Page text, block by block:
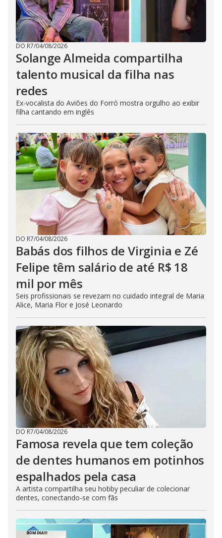
DO R7/04/08/2026
Solange Almeida compartilha
talento musical da filha nas
redes
Ex-vocalista do Aviões do Forró mostra orgulho ao exibir
filha cantando em inglês
DO R7/04/08/2026
Babás dos filhos de Virginia e Zé
Felipe têm salário de até R$ 18
mil por mês
Seis profissionais se revezam no cuidado integral de Maria
Alice, Maria Flor e José Leonardo
DO R7/04/08/2026
Famosa revela que tem coleção
de dentes humanos em potinhos
espalhados pela casa
A artista compartilha seu hobby peculiar de colecionar
dentes, conectando-se com fãs